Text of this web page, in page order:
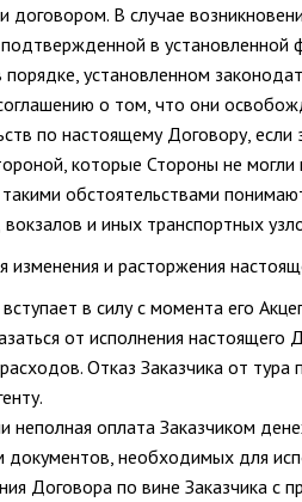
договором. В случае
в
установленном
о том, что они
по настоящему Договору,
которые Стороны не
обстоятельствами
и иных транспортных
изменения и расторжения
в силу с момента его
от исполнения
Отказ Заказчика от
неполная оплата Заказчиком
документов, необходимых для
Договора по вине Заказчика с